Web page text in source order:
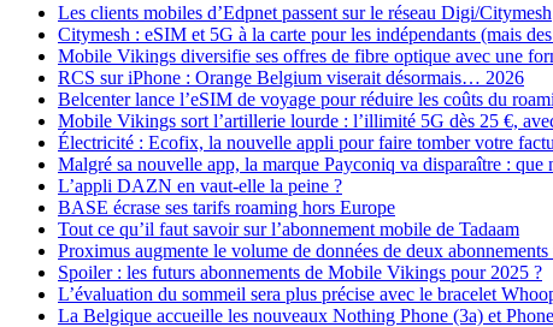
Les clients mobiles d’Edpnet passent sur le réseau Digi/Citymesh
Citymesh : eSIM et 5G à la carte pour les indépendants (mais
Mobile Vikings diversifie ses offres de fibre optique avec une
RCS sur iPhone : Orange Belgium viserait désormais… 2026
Belcenter lance l’eSIM de voyage pour réduire les coûts du
Mobile Vikings sort l’artillerie lourde : l’illimité 5G dès 25 €,
Électricité : Ecofix, la nouvelle appli pour faire tomber votre
Malgré sa nouvelle app, la marque Payconiq va disparaître : que
L’appli DAZN en vaut-elle la peine ?
BASE écrase ses tarifs roaming hors Europe
Tout ce qu’il faut savoir sur l’abonnement mobile de Tadaam
Proximus augmente le volume de données de deux
Spoiler : les futurs abonnements de Mobile Vikings pour 2025 ?
L’évaluation du sommeil sera plus précise avec le bracelet
La Belgique accueille les nouveaux Nothing Phone (3a) et